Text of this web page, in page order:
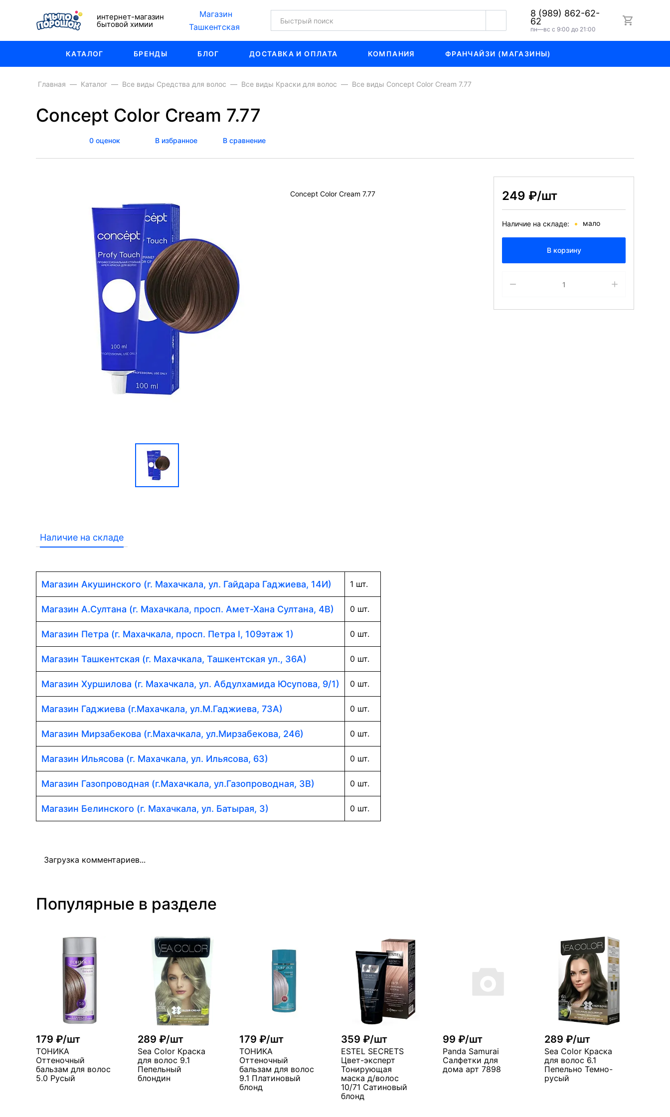
интернет-магазин
бытовой химии
Магазин
Ташкентская
8 (989) 862-62-
62
пн—вс с 9:00 до 21:00
КАТАЛОГ БРЕНДЫ БЛОГ ДОСТАВКА И ОПЛАТА КОМПАНИЯ ФРАНЧАЙЗИ (МАГАЗИНЫ)
Главная Каталог Все виды Средства для волос Все виды Краски для волос Все виды Concept Color Cream 7.77
Concept Color Cream 7.77
0 оценок В избранное В сравнение
Concept Color Cream 7.77 249 ₽/шт
Наличие на складе: мало
В корзину
Наличие на складе
Магазин Акушинского (г. Махачкала, ул. Гайдара Гаджиева, 14И) 1 шт.
Магазин А.Султана (г. Махачкала, просп. Амет-Хана Султана, 4В) 0 шт.
Магазин Петра (г. Махачкала, просп. Петра I, 109этаж 1) 0 шт.
Магазин Ташкентская (г. Махачкала, Ташкентская ул., 36А) 0 шт.
Магазин Хуршилова (г. Махачкала, ул. Абдулхамида Юсупова, 9/1) 0 шт.
Магазин Гаджиева (г.Махачкала, ул.М.Гаджиева, 73А) 0 шт.
Магазин Мирзабекова (г.Махачкала, ул.Мирзабекова, 246) 0 шт.
Магазин Ильясова (г. Махачкала, ул. Ильясова, 63) 0 шт.
Магазин Газопроводная (г.Махачкала, ул.Газопроводная, 3В) 0 шт.
Магазин Белинского (г. Махачкала, ул. Батырая, 3) 0 шт.
Загрузка комментариев...
Популярные в разделе
179 ₽/шт
ТОНИКА
Оттеночный
бальзам для волос
5.0 Русый
289 ₽/шт
Sea Color Краска
для волос 9.1
Пепельный
блондин
179 ₽/шт
ТОНИКА
Оттеночный
бальзам для волос
9.1 Платиновый
блонд
359 ₽/шт
ESTEL SECRETS
Цвет-эксперт
Тонирующая
маска д/волос
10/71 Сатиновый
блонд
99 ₽/шт
Panda Samurai
Салфетки для
дома арт 7898
289 ₽/шт
Sea Color Краска
для волос 6.1
Пепельно Темно-
русый